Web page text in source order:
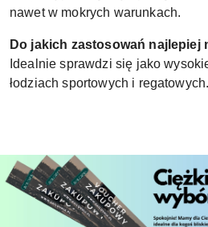
nawet w mokrych warunkach.
Do jakich zastosowań najlepiej
Idealnie sprawdzi się jako
łodziach sportowych i regatowych.